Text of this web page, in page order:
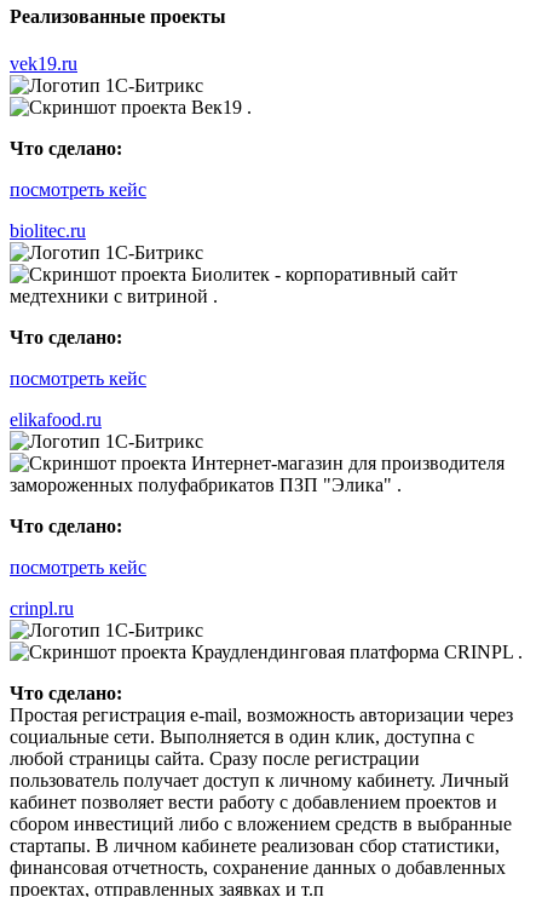
Реализованные проекты
vek19.ru
Что сделано:
посмотреть кейс
biolitec.ru
Что сделано:
посмотреть кейс
elikafood.ru
Что сделано:
посмотреть кейс
crinpl.ru
Что сделано:
Простая регистрация e-mail, возможность авторизации через
социальные сети. Выполняется в один клик, доступна с
любой страницы сайта. Сразу после регистрации
пользователь получает доступ к личному кабинету. Личный
кабинет позволяет вести работу с добавлением проектов и
сбором инвестиций либо с вложением средств в выбранные
стартапы. В личном кабинете реализован сбор статистики,
финансовая отчетность, сохранение данных о добавленных
проектах, отправленных заявках и т.п